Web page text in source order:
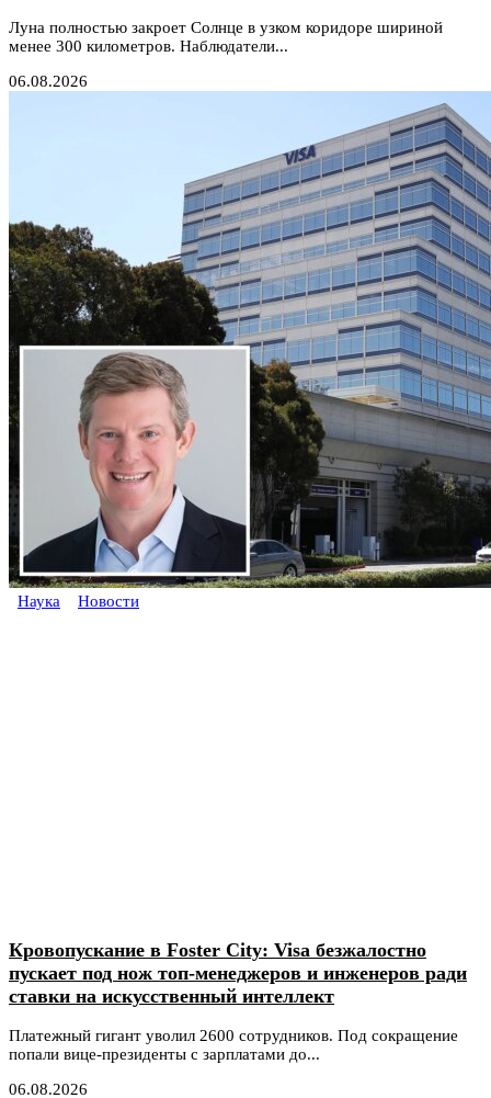
Луна полностью закроет Солнце в узком коридоре шириной
менее 300 километров. Наблюдатели...
06.08.2026
Наука Новости
Кровопускание в Foster City: Visa безжалостно
пускает под нож топ-менеджеров и инженеров ради
ставки на искусственный интеллект
Платежный гигант уволил 2600 сотрудников. Под сокращение
попали вице-президенты с зарплатами до...
06.08.2026